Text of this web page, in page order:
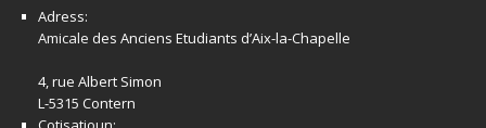
Adress:
Amicale des Anciens Etudiants d’Aix-la-Chapelle
4, rue Albert Simon
L-5315 Contern